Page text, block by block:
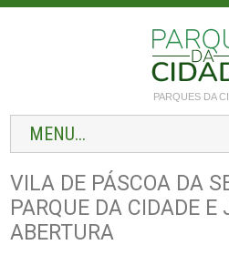
PARQUES DA
MENU...
VILA DE PÁSCOA DA
PARQUE DA CIDADE
ABERTURA